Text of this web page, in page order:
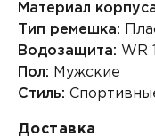
Материал
Тип ремешка:
Водозащита: WR
Пол: Мужские
Стиль:
Доставка